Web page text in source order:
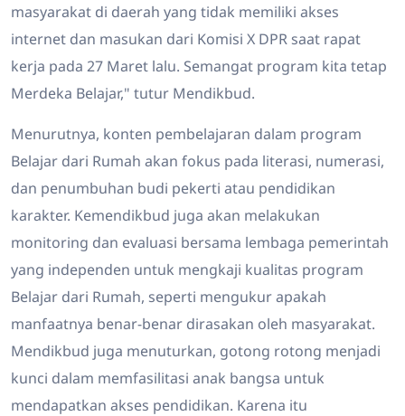
masyarakat di daerah yang tidak memiliki akses
internet dan masukan dari Komisi X DPR saat rapat
kerja pada 27 Maret lalu. Semangat program kita tetap
Merdeka Belajar," tutur Mendikbud.
Menurutnya, konten pembelajaran dalam program
Belajar dari Rumah akan fokus pada literasi, numerasi,
dan penumbuhan budi pekerti atau pendidikan
karakter. Kemendikbud juga akan melakukan
monitoring dan evaluasi bersama lembaga pemerintah
yang independen untuk mengkaji kualitas program
Belajar dari Rumah, seperti mengukur apakah
manfaatnya benar-benar dirasakan oleh masyarakat.
Mendikbud juga menuturkan, gotong rotong menjadi
kunci dalam memfasilitasi anak bangsa untuk
mendapatkan akses pendidikan. Karena itu